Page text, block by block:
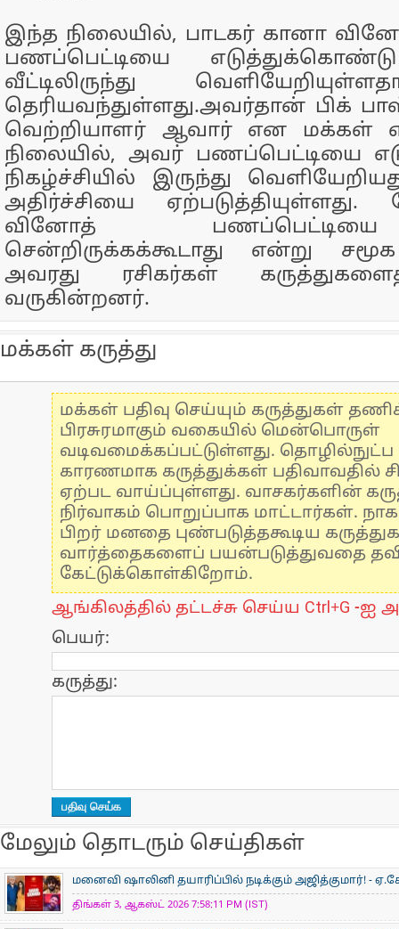
இந்த நிலையில், பாடகர் கானா
பணப்பெட்டியை
வீட்டிலிருந்து
தெரியவந்துள்ளது.அவர்தான் பிக்
வெற்றியாளர் ஆவார் என மக்கள்
நிலையில், அவர் பணப்பெட்டியை
நிகழ்ச்சியில் இருந்து
அதிர்ச்சியை
வினோத்
சென்றிருக்கக்கூடாது என்று
அவரது ரசிகர்கள்
வருகின்றனர்.
மக்கள் கருத்து
மக்கள் பதிவு செய்யும் கருத்துகள்
பிரசுரமாகும் வகையில் மென்பொருள்
வடிவமைக்கப்பட்டுள்ளது.
காரணமாக கருத்துக்கள் பதிவாவதில்
ஏற்பட வாய்ப்புள்ளது. வாசகர்களின்
நிர்வாகம் பொறுப்பாக மாட்டார்கள்.
பிறர் மனதை புண்படுத்தகூடிய
வார்த்தைகளைப் பயன்படுத்துவதை
கேட்டுக்கொள்கிறோம்.
ஆங்கிலத்தில் தட்டச்சு செய்ய Ctrl+G -ஐ
பெயர்:
கருத்து:
மேலும் தொடரும் செய்திகள்
மனைவி ஷாலினி தயாரிப்பில் நடிக்கும் அஜித்குமார்! -
திங்கள் 3, ஆகஸ்ட் 2026 7:58:11 PM (IST)